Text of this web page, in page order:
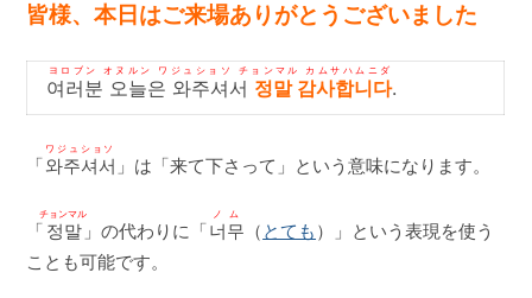
皆様、本日はご来場ありがとうございました
여러분 오늘은 와주셔서 정말 감사합니다
ヨロブン オヌルン ワジュショソ チョンマル カムサハムニダ
.
「와주셔서
ワジュショソ
」は「来て下さって」という意味になります。
「 정말
チョンマル
」の代わりに「너무
ノム
（ とても ）」という表現を使う
ことも可能です。